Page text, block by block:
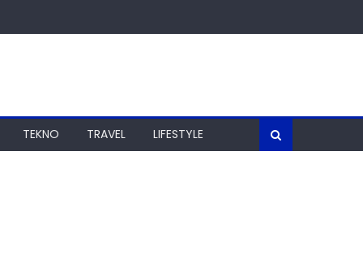
TEKNO TRAVEL LIFESTYLE